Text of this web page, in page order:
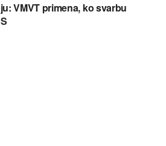
VMVT primena, ko svarbu